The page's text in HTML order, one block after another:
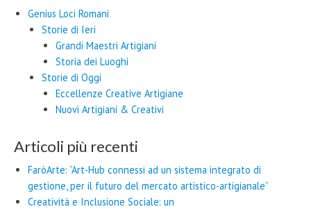
Genius Loci Romani
Storie di Ieri
Grandi Maestri Artigiani
Storia dei Luoghi
Storie di Oggi
Eccellenze Creative Artigiane
Nuovi Artigiani & Creativi
Articoli più recenti
FaròArte: “Art-Hub connessi ad un sistema integrato di
gestione, per il futuro del mercato artistico-artigianale”
Creatività e Inclusione Sociale: un